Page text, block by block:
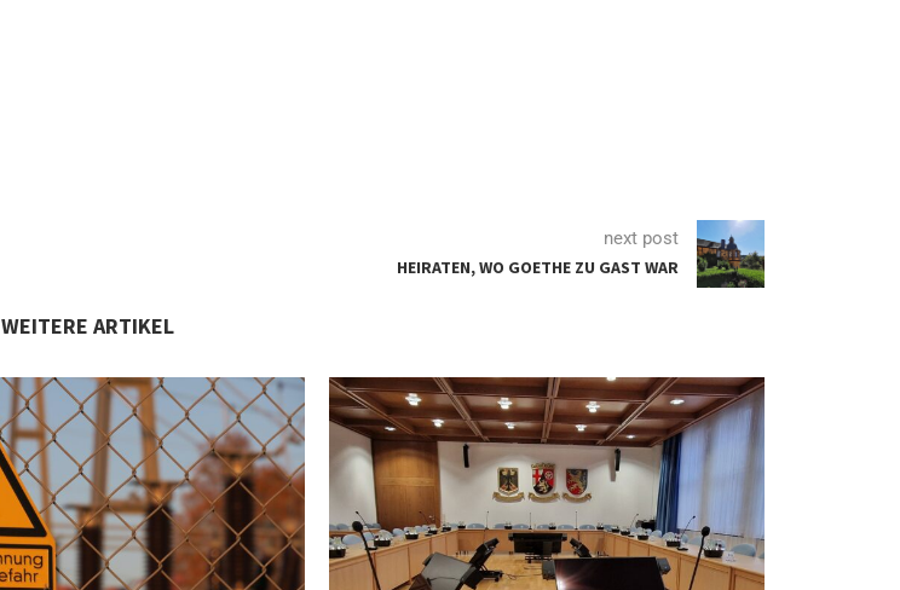
next post
HEIRATEN, WO GOETHE ZU GAST WAR
WEITERE ARTIKEL